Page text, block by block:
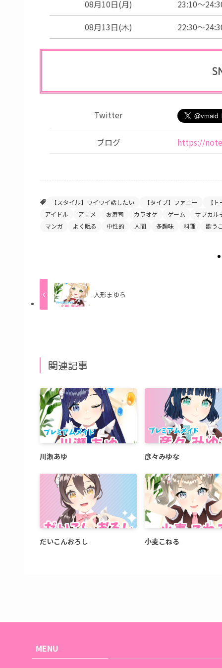
08月10日(月)
23:10～
08月13日(木)
22:30～
Twitter
ブログ https://
【スタイル】ワイワイ話したい 【タイプ】ファニー
【
アイドル
アニメ お寿司 カラオケ ゲーム
サブカル
マンガ
よく眠る 中性的 人間 多趣味 料理 歌う
人形まゆら
関連記事
川瀬あゆ 彦々みゆな
だいこんおろし 小麦こねる
MENU